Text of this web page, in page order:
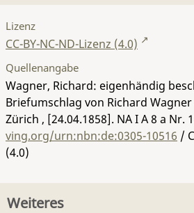
Lizenz
CC-BY-NC-ND-Lizenz (4.0)
Quellenangabe
Wagner, Richard: eigenhändig
Briefumschlag von Richard
Zürich , [24.04.1858]. NA I A 8 a Nr.
ving.org/urn:nbn:de:0305-10516 /
(4.0)
Weiteres